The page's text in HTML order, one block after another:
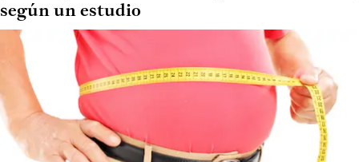
según un estudio